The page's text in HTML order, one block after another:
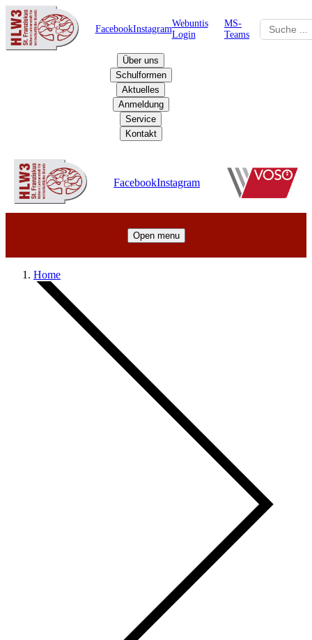
FacebookInstagram
Webuntis
Login
MS-
Teams
Über uns
Schulformen
Aktuelles
Anmeldung
Service
Kontakt
FacebookInstagram
Open menu
Home